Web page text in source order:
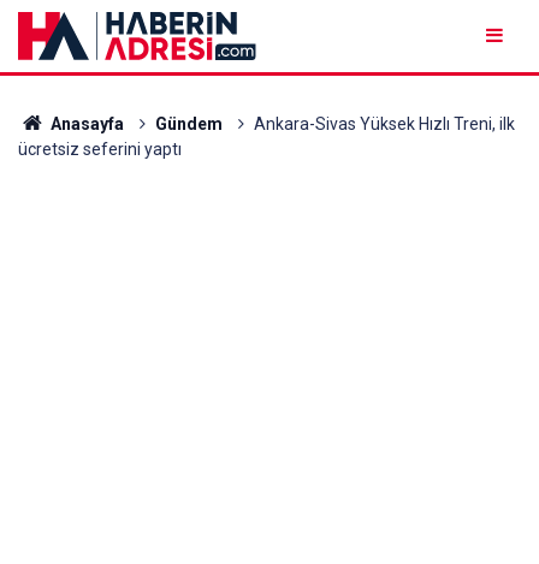
Anasayfa Gündem
Ankara-Sivas Yüksek Hızlı Treni, ilk
ücretsiz seferini yaptı